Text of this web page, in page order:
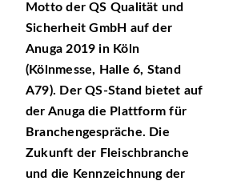
Motto der QS Qualität und
Sicherheit GmbH auf der
Anuga 2019 in Köln
(Kölnmesse, Halle 6, Stand
A79). Der QS-Stand bietet auf
der Anuga die Plattform für
Branchengespräche. Die
Zukunft der Fleischbranche
und die Kennzeichnung der